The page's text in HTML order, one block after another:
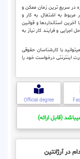
قدمت 20 ساله در این حوزه در سریع ترین زمان ممکن و
مربوط به اشتغال به کار و
آخرین استانداردها و قوانین
و فرایند کار نیاز به
با کارشناسان حقوقی
اینترنتی درخواست خود را
Official degree
(قابل ارائه)
در آرژانتین